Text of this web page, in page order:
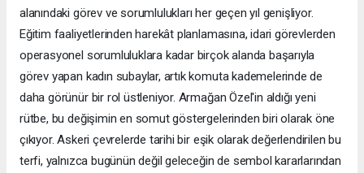
alanındaki görev ve sorumlulukları her geçen yıl genişliyor.
Eğitim faaliyetlerinden harekât planlamasına, idari görevlerden
operasyonel sorumluluklara kadar birçok alanda başarıyla
görev yapan kadın subaylar, artık komuta kademelerinde de
daha görünür bir rol üstleniyor. Armağan Özel'in aldığı yeni
rütbe, bu değişimin en somut göstergelerinden biri olarak öne
çıkıyor. Askeri çevrelerde tarihi bir eşik olarak değerlendirilen bu
terfi, yalnızca bugünün değil geleceğin de sembol kararlarından